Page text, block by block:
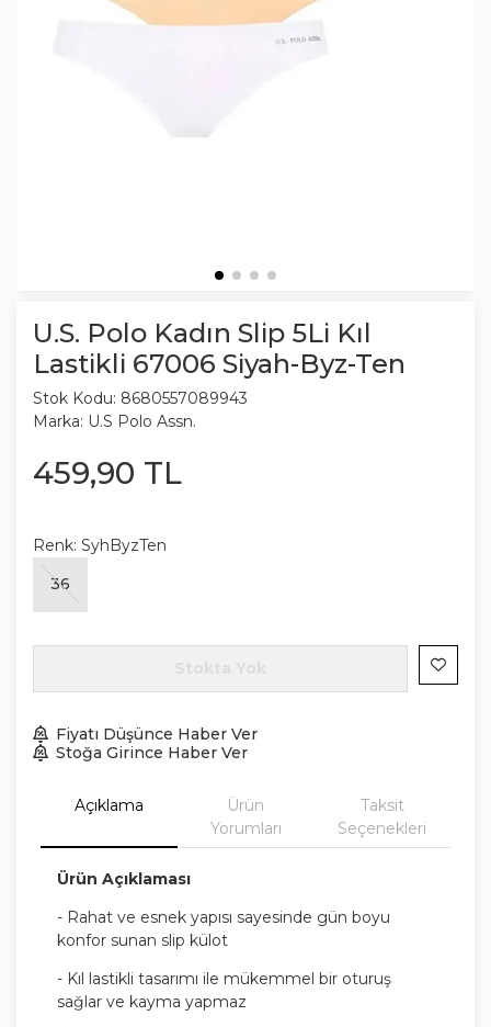
U.S. Polo Kadın Slip 5Li Kıl
Lastikli 67006 Siyah-Byz-Ten
Stok Kodu: 8680557089943
Marka: U.S Polo Assn.
459,90 TL
Renk: SyhByzTen
36
Fiyatı Düşünce Haber Ver
Stoğa Girince Haber Ver
Açıklama
Ürün
Yorumları
Taksit
Seçenekleri
Ürün Açıklaması
- Rahat ve esnek yapısı sayesinde gün boyu
konfor sunan slip külot
- Kıl lastikli tasarımı ile mükemmel bir oturuş
sağlar ve kayma yapmaz